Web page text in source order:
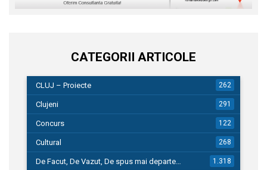
CATEGORII ARTICOLE
CLUJ – Proiecte 262
Clujeni 291
Concurs 122
Cultural 268
De Facut, De Vazut, De spus mai departe… 1.318